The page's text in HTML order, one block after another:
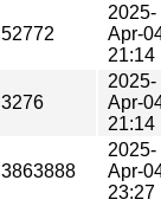
52772
2025-
Apr-
21:14
3276
2025-
Apr-
21:14
3863888
2025-
Apr-
23:27